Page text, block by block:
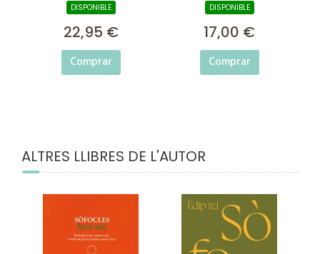
DISPONIBLE
22,95 €
Comprar
DISPONIBLE
17,00 €
Comprar
ALTRES LLIBRES DE L'AUTOR